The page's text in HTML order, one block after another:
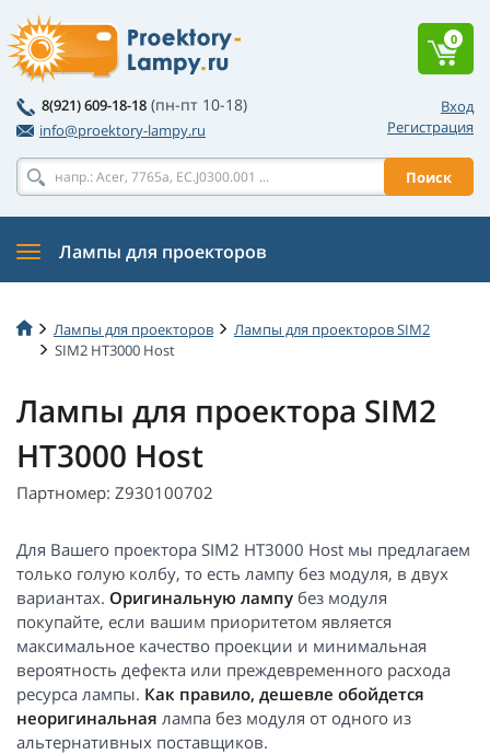
Вход
Регистрация
8(921) 609-18-18 (пн-пт 10-18)
info@proektory-lampy.ru
Поиск
0
Лампы для проекторов
Лампы для проекторов
Лампы для проекторов SIM2
SIM2 HT3000 Host
Лампы для проектора SIM2
HT3000 Host
Партномер: Z930100702
Для Вашего проектора SIM2 HT3000 Host мы предлагаем
только голую колбу, то есть лампу без модуля, в двух
вариантах. Оригинальную лампу без модуля
покупайте, если вашим приоритетом является
максимальное качество проекции и минимальная
вероятность дефекта или преждевременного расхода
ресурса лампы. Как правило, дешевле обойдется
неоригинальная лампа без модуля от одного из
альтернативных поставщиков.